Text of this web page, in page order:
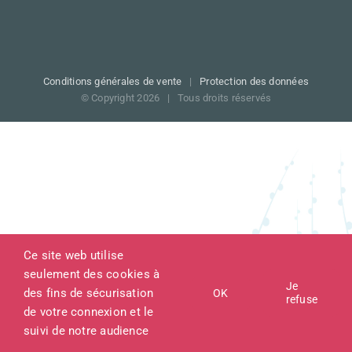
Conditions générales de vente | Protection des données
© Copyright2026 | Tous droits réservés
Ce site web utilise
seulement des cookies à
des fins de sécurisation
de votre connexion et le
suivi de notre audience
OK
Je
refuse